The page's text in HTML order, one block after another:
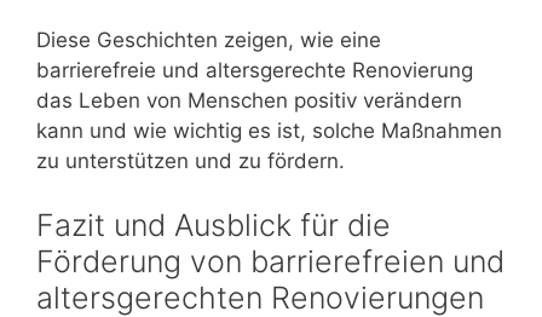
Diese Geschichten zeigen, wie eine
barrierefreie und altersgerechte Renovierung
das Leben von Menschen positiv verändern
kann und wie wichtig es ist, solche Maßnahmen
zu unterstützen und zu fördern.
Fazit und Ausblick für die
Förderung von barrierefreien und
altersgerechten Renovierungen